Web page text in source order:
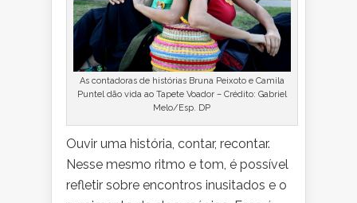
As contadoras de histórias Bruna Peixoto e Camila
Puntel dão vida ao Tapete Voador – Crédito: Gabriel
Melo/Esp. DP
Ouvir uma história, contar, recontar.
Nesse mesmo ritmo e tom, é possível
refletir sobre encontros inusitados e o